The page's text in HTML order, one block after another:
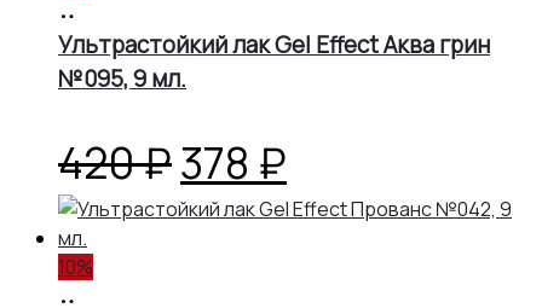
420 ₽.
корзину
Ультрастойкий лак Gel Effect Аква грин
№095, 9 мл.
420₽Первоначальная
цена
378 ₽
цена:
10%